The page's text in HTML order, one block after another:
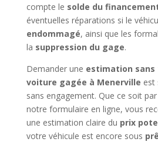
compte le solde du
éventuelles réparations si le
endommagé, ainsi que les
la suppression du gage.
Demander une estimation
voiture gagée à Menerville est
sans engagement. Que ce soit
notre formulaire en ligne, vous
une estimation claire du prix
votre véhicule est encore sous